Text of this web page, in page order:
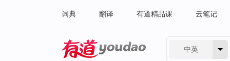
词典 翻译 有道精品课 云笔记
中英